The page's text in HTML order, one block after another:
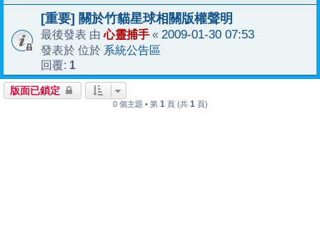
[重要] 關於竹貓星球相關版權聲明
最後發表 由心靈捕手 « 2009-01-30 07:53
發表於 位於 系統公告區
回覆: 1
版面已鎖定
0 個主題 • 第 1 頁 (共 1 頁)